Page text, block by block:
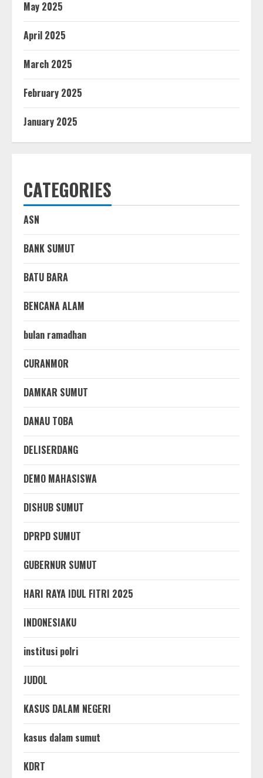
May 2025
April 2025
March 2025
February 2025
January 2025
CATEGORIES
ASN
BANK SUMUT
BATU BARA
BENCANA ALAM
bulan ramadhan
CURANMOR
DAMKAR SUMUT
DANAU TOBA
DELISERDANG
DEMO MAHASISWA
DISHUB SUMUT
DPRPD SUMUT
GUBERNUR SUMUT
HARI RAYA IDUL FITRI 2025
INDONESIAKU
institusi polri
JUDOL
KASUS DALAM NEGERI
kasus dalam sumut
KDRT